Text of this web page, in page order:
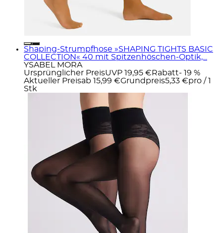
Shaping-Strumpfhose »SHAPING TIGHTS BASIC
COLLECTION« 40 mit Spitzenhöschen-Optik,...
YSABEL MORA
Ursprünglicher PreisUVP 19,95 € Rabatt- 19 %
Aktueller Preisab 15,99 €Grundpreis5,33 €pro / 1
Stk